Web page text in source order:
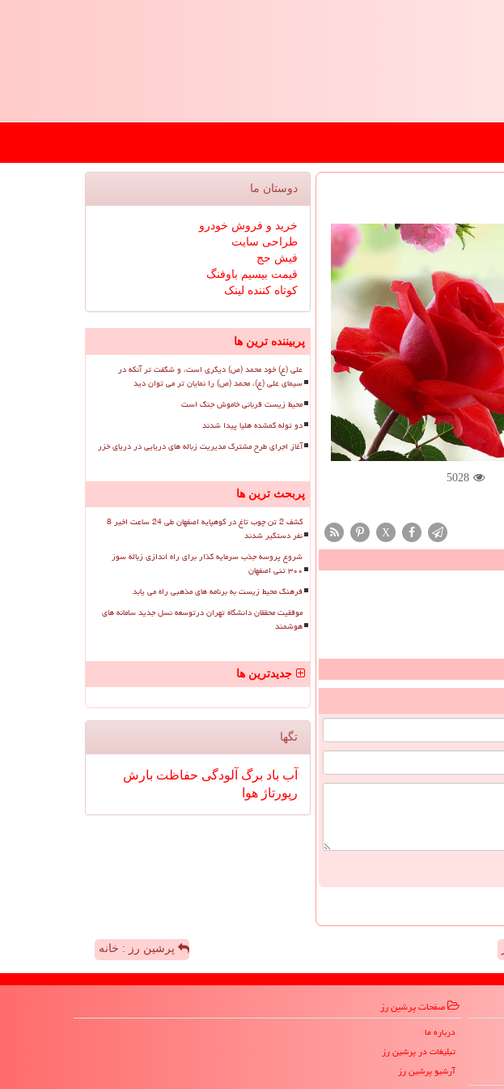
5028
X
دوستان ما
خرید و فروش خودرو
طراحی سایت
فیش حج
قیمت بیسیم باوفنگ
کوتاه کننده لینک
پربیننده ترین ها
علی (ع) خود محمد (ص) دیگری است، و شگفت تر آنکه در
سیمای علی (ع)، محمد (ص) را نمایان تر می توان دید
محیط زیست قربانی خاموش جنگ است
دو توله گمشده هلیا پیدا شدند
آغاز اجرای طرح مشترک مدیریت زباله های دریایی در دریای خزر
پربحث ترین ها
کشف 2 تن چوب تاغ در کوهپایه اصفهان طی 24 ساعت اخیر 8
نفر دستگیر شدند
شروع پروسه جذب سرمایه گذار برای راه اندازی زباله سوز
۳۰۰ تنی اصفهان
فرهنگ محیط زیست به برنامه های مذهبی راه می یابد
موفقیت محققان دانشگاه تهران درتوسعه نسل جدید سامانه های
هوشمند
جدیدترین ها
تگها
آب باد برگ آلودگی حفاظت بارش
رپورتاژ هوا
پرشین رز : خانه
صفحات پرشین رز
درباره ما
تبلیغات در پرشین رز
آرشیو پرشین رز